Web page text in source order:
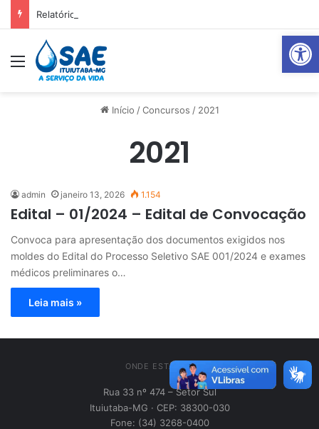
Abrir
Relatório Mensal Janeiro – Qualidade da Água Tratada
Menu
Início / Concursos / 2021
2021
admin janeiro 13, 2026 1.154
Edital – 01/2024 – Edital de Convocação
Convoca para apresentação dos documentos exigidos nos
moldes do Edital do Processo Seletivo SAE 001/2024 e exames
médicos preliminares o…
Leia mais »
ONDE ESTAMOS
Rua 33 nº 474 – Setor Sul
Ituiutaba-MG · CEP: 38300-030
Fone: (34) 3268-0400